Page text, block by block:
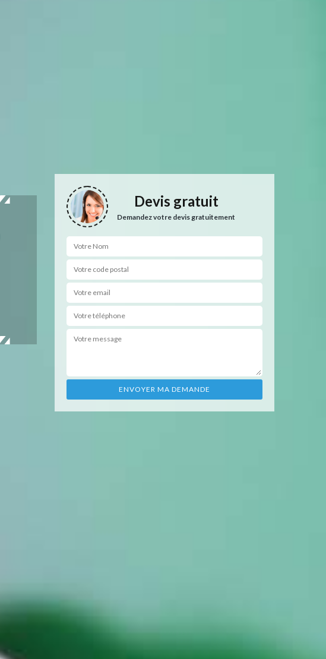
Devis gratuit
Demandez votre devis gratuitement